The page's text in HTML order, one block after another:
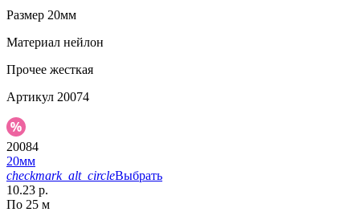
Размер 20мм
Материал нейлон
Прочее жесткая
Артикул 20074
20084
20мм
checkmark_alt_circleВыбрать
10.23 р.
По 25 м